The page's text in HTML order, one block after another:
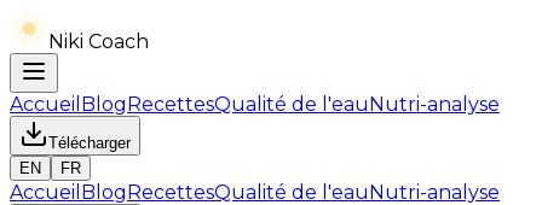
Niki Coach
Accueil BlogRecettesQualité de l'eauNutri-analyse
Télécharger
EN
FR
Accueil BlogRecettesQualité de l'eauNutri-analyse